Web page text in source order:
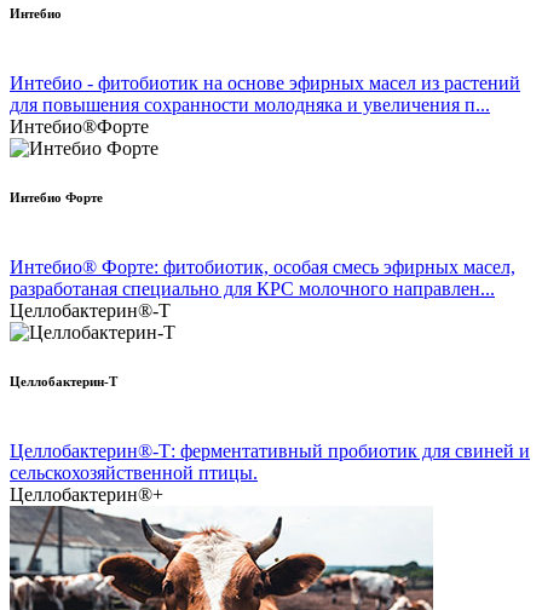
Интебио
Интебио - фитобиотик на основе эфирных масел из растений
для повышения сохранности молодняка и увеличения п...
Интебио®Форте
Интебио Форте
Интебио® Форте: фитобиотик, особая смесь эфирных масел,
разработаная специально для КРС молочного направлен...
Целлобактерин®-Т
Целлобактерин-Т
Целлобактерин®-Т: ферментативный пробиотик для свиней и
сельскохозяйственной птицы.
Целлобактерин®+